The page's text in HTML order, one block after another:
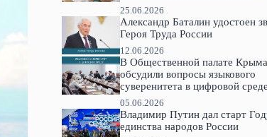
25.06.2026
Александр Баталин удостоен
Героя Труда России
12.06.2026
В Общественной палате Крыма
обсудили вопросы языкового
суверенитета в цифровой среде
05.06.2026
Владимир Путин дал старт
единства народов России